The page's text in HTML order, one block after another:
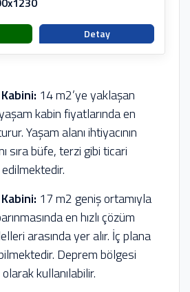
Detay
14 m2’ye yaklaşan
kabin fiyatlarında en
Yaşam alanı ihtiyacının
sıra büfe, terzi gibi ticari
17 m2 geniş ortamıyla
en hızlı çözüm
arasında yer alır. İç plana
Deprem bölgesi
kullanılabilir.